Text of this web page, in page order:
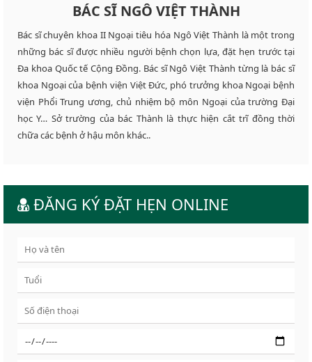
BÁC SĨ NGÔ VIỆT THÀNH
Bác sĩ chuyên khoa II Ngoại tiêu hóa Ngô Việt Thành là một trong
những bác sĩ được nhiều người bệnh chọn lựa, đặt hẹn trước tại
Đa khoa Quốc tế Cộng Đồng. Bác sĩ Ngô Việt Thành từng là bác sĩ
khoa Ngoại của bệnh viện Việt Đức, phó trưởng khoa Ngoại bệnh
viện Phổi Trung ương, chủ nhiệm bộ môn Ngoại của trường Đại
học Y… Sở trường của bác Thành là thực hiện cắt trĩ đồng thời
chữa các bệnh ở hậu môn khác..
ĐĂNG KÝ ĐẶT HẸN ONLINE